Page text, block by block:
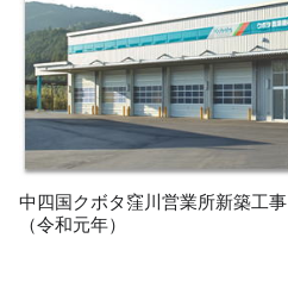
中四国クボタ窪川営業所新築工事
（令和元年）